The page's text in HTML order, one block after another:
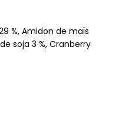
%, Amidon de maïs
soja 3 %, Cranberry